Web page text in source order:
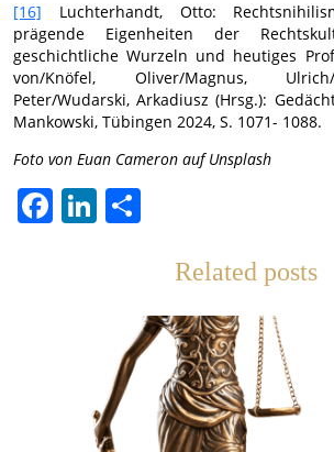
[16] Luchterhandt, Otto:
prägende Eigenheiten der
geschichtliche Wurzeln und heutiges
von/Knöfel, Oliver/Magnus,
Peter/Wudarski, Arkadiusz (Hrsg.):
Mankowski, Tübingen 2024, S. 1071- 1088.
Foto von Euan Cameron auf Unsplash
FacebookLinkedIn
Related posts